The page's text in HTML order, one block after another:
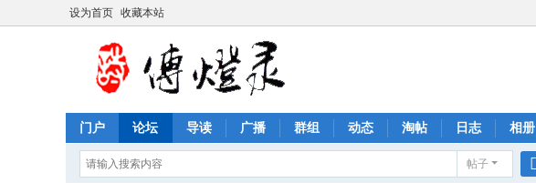
设为首页 收藏本站
门户 论坛 导读 广播 群组 动态 淘帖 日志 相册
帖子